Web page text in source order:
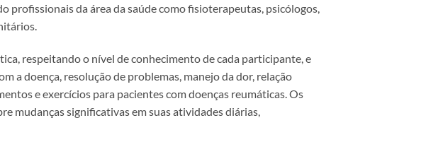
profissionais da área da saúde como fisioterapeutas, psicólogos,
respeitando o nível de conhecimento de cada participante, e
a doença, resolução de problemas, manejo da dor, relação
e exercícios para pacientes com doenças reumáticas. Os
mudanças significativas em suas atividades diárias,